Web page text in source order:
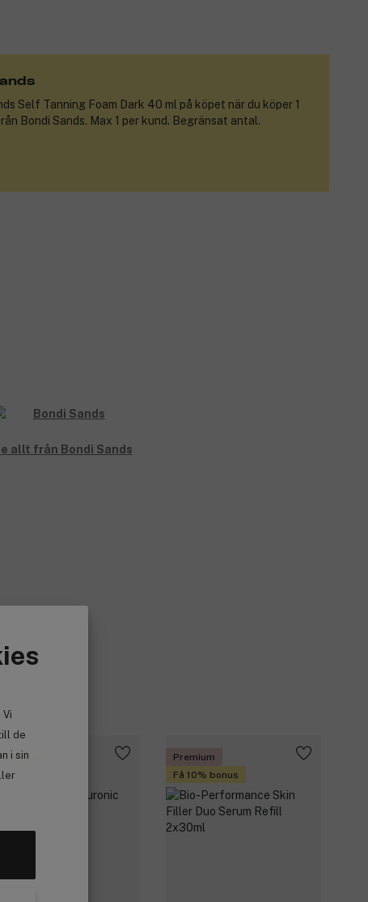
de
i sin
Self Tanning Foam Dark 40 ml på köpet när du köper 1
Bondi Sands. Max 1 per kund. Begränsat antal.
allt från Bondi Sands
en gåva
Premium
Få 10% bonus